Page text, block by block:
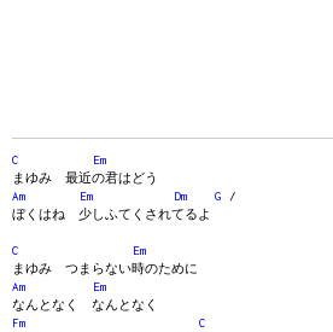
C
Em
まゆみ 最近の君はどう
Am
Em Dm G /
ぼくはね 少しふてくされてるよ
C
Em
まゆみ つまらない時のために
Am
Em
なんとなく なんとなく
Fm
C